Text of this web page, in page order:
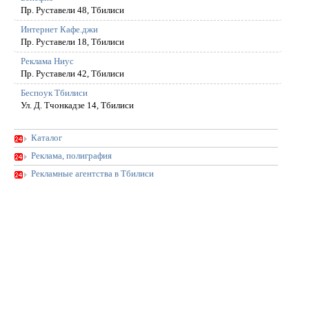
Пр. Руставели 48, Тбилиси
Интернет Кафе.джи
Пр. Руставели 18, Тбилиси
Реклама Ниус
Пр. Руставели 42, Тбилиси
Беспоук Тбилиси
Ул. Д. Тчонкадзе 14, Тбилиси
Каталог
Реклама, полиграфия
Рекламные агентства в Тбилиси